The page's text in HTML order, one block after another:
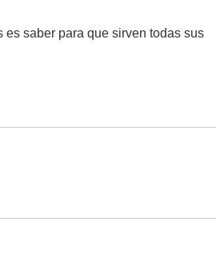
es saber para que sirven todas sus